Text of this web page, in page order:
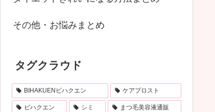
その他・お悩みまとめ
タグクラウド
BIHAKUENビハクエン ケアプロスト
ビハクエン シミ まつ毛美容液通販